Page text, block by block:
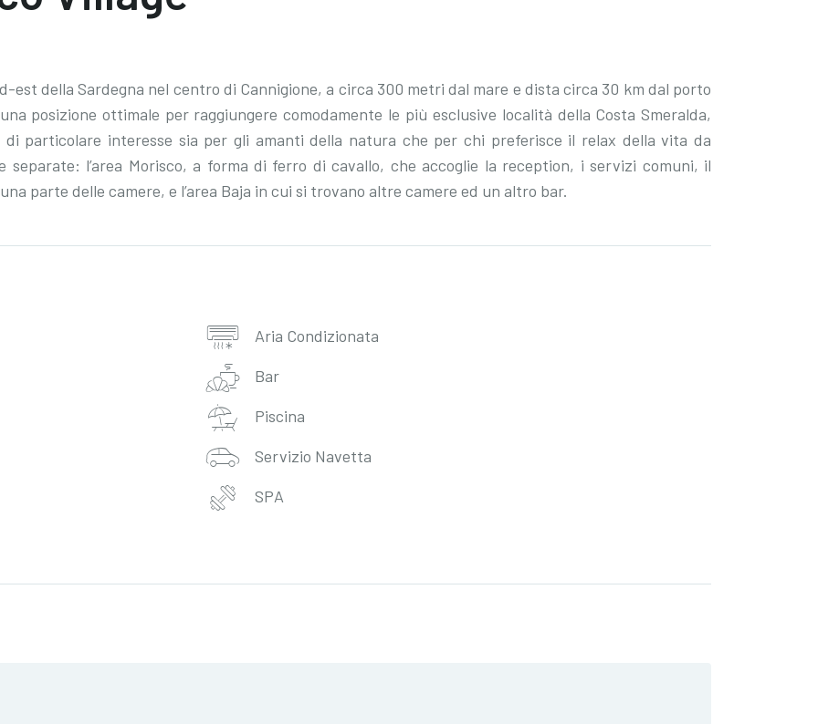
est della Sardegna nel centro di Cannigione, a circa 300 metri dal mare e dista circa 30 km dal porto
posizione ottimale per raggiungere comodamente le più esclusive località della Costa Smeralda,
particolare interesse sia per gli amanti della natura che per chi preferisce il relax della vita da
separate: l’area Morisco, a forma di ferro di cavallo, che accoglie la reception, i servizi comuni, il
parte delle camere, e l’area Baja in cui si trovano altre camere ed un altro bar.
Aria Condizionata
Bar
Piscina
Servizio Navetta
SPA